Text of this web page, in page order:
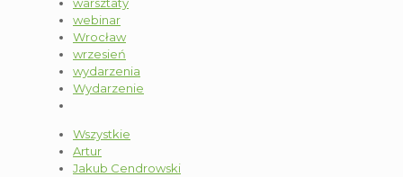
webinar
Wrocław
wrzesień
wydarzenia
Wydarzenie
Wszystkie
Artur
Jakub Cendrowski